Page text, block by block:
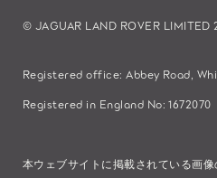
© JAGUAR LAND ROVER LIMITED
Registered office: Abbey Road,
Registered in England No: 1672070
本ウェブサイトに掲載されている画像